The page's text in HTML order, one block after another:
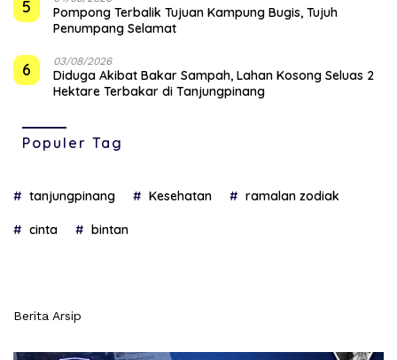
5
Pompong Terbalik Tujuan Kampung Bugis, Tujuh
Penumpang Selamat
6 03/08/2026
Diduga Akibat Bakar Sampah, Lahan Kosong Seluas 2
Hektare Terbakar di Tanjungpinang
Populer Tag
tanjungpinang Kesehatan ramalan zodiak
cinta bintan
Berita Arsip